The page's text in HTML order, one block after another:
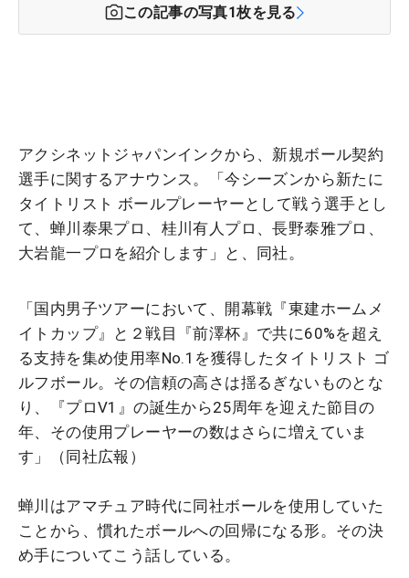
この記事の写真1枚を見る
アクシネットジャパンインクから、新規ボール契約
選手に関するアナウンス。「今シーズンから新たに
タイトリスト ボールプレーヤーとして戦う選手とし
て、蝉川泰果プロ、桂川有人プロ、長野泰雅プロ、
大岩龍一プロを紹介します」と、同社。
「国内男子ツアーにおいて、開幕戦『東建ホームメ
イトカップ』と２戦目『前澤杯』で共に60%を超え
る支持を集め使用率No.1を獲得したタイトリスト ゴ
ルフボール。その信頼の高さは揺るぎないものとな
り、『プロV1』の誕生から25周年を迎えた節目の
年、その使用プレーヤーの数はさらに増えていま
す」（同社広報）
蝉川はアマチュア時代に同社ボールを使用していた
ことから、慣れたボールへの回帰になる形。その決
め手についてこう話している。